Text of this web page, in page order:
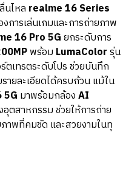
นไหล realme 16 Series
ารเล่นเกมและการถ่ายภาพ
16 Pro 5Gยกระดับการ
พร้อม LumaColorรุ่น
ตเทรตระดับโปร ช่วยบันทึก
ายละเอียดได้ครบถ้วน แม้ใน
5G มาพร้อมกล้องAI
อุตสาหกรรม ช่วยให้การถ่าย
าพที่คมชัด และสวยงามในทุ